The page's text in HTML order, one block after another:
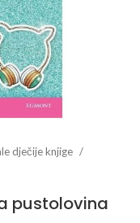
dječije knjige
pustolovina